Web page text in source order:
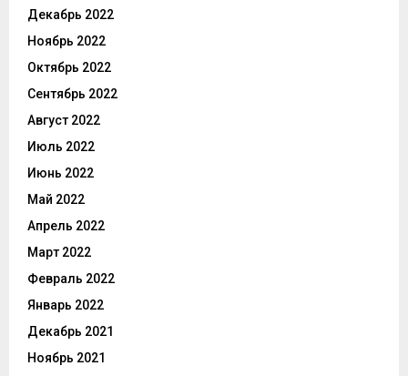
Декабрь 2022
Ноябрь 2022
Октябрь 2022
Сентябрь 2022
Август 2022
Июль 2022
Июнь 2022
Май 2022
Апрель 2022
Март 2022
Февраль 2022
Январь 2022
Декабрь 2021
Ноябрь 2021